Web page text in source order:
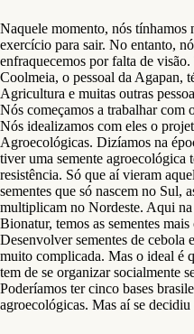
Naquele momento, nós tínhamos
exercício para sair. No entanto,
enfraquecemos por falta de
Coolmeia, o pessoal da Agapan,
Agricultura e muitas outras
Nós começamos a trabalhar
Nós idealizamos com eles o
Agroecológicas. Dizíamos na
tiver uma semente agroecológica
resistência. Só que aí vieram
sementes que só nascem no Sul,
multiplicam no Nordeste. Aqui na
Bionatur, temos as sementes
Desenvolver sementes de cebola
muito complicada. Mas o ideal é
tem de se organizar socialmente
Poderíamos ter cinco bases
agroecológicas. Mas aí se